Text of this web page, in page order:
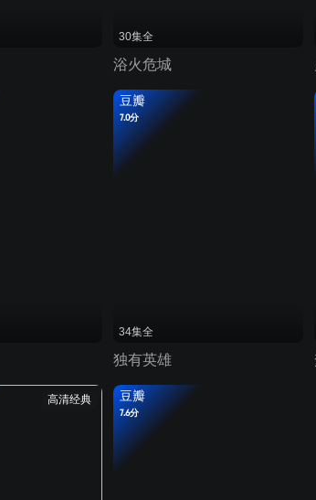
30集全
浴火危城
豆瓣
7.0分
34集全
独有英雄
高清经典 豆瓣
7.6分